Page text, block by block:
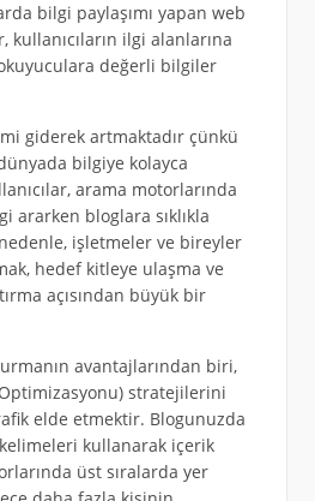
bilgi paylaşımı yapan web
ilgi alanlarına
değerli bilgiler
giderek artmaktadır çünkü
bilgiye kolayca
arama motorlarında
ararken bloglara sıklıkla
işletmeler ve bireyler
hedef kitleye ulaşma ve
açısından büyük bir
avantajlarından biri,
stratejilerini
elde etmektir. Blogunuzda
kullanarak içerik
üst sıralarda yer